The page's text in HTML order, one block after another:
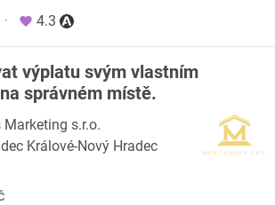
· 4.3
výplatu svým vlastním
správném místě.
s.r.o.
Králové-Nový Hradec